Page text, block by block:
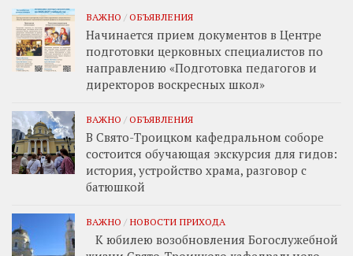
ВАЖНО / ОБЪЯВЛЕНИЯ
Начинается прием документов в Центре
подготовки церковных специалистов по
направлению «Подготовка педагогов и
директоров воскресных школ»
ВАЖНО / ОБЪЯВЛЕНИЯ
В Свято-Троицком кафедральном соборе
состоится обучающая экскурсия для гидов:
история, устройство храма, разговор с
батюшкой
ВАЖНО / НОВОСТИ ПРИХОДА
К юбилею возобновления Богослужебной